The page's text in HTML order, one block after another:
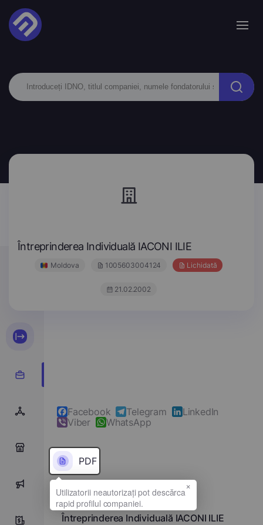
Întreprinderea Individuală IACONI ILIE
Moldova 1005603004124 Lichidată
21.02.2002
0
Facebook Telegram
LinkedIn
Viber
WhatsApp
PDF
Denumirea completă
Întreprinderea Individuală IACONI ILIE
×